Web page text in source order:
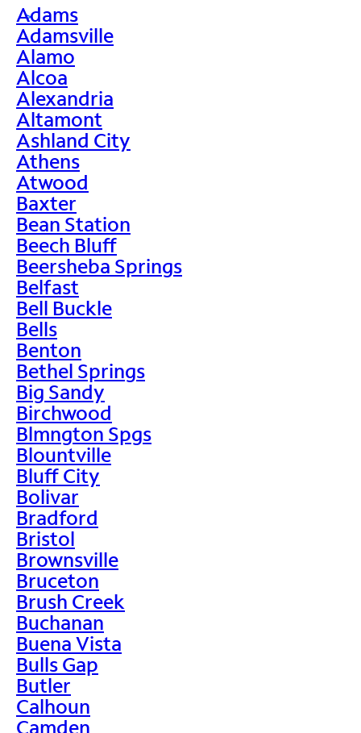
>
Adams
Adamsville
Alamo
Alcoa
Alexandria
Altamont
Ashland City
Athens
Atwood
Baxter
Bean Station
Beech Bluff
Beersheba Springs
Belfast
Bell Buckle
Bells
Benton
Bethel Springs
Big Sandy
Birchwood
Blmngton Spgs
Blountville
Bluff City
Bolivar
Bradford
Bristol
Brownsville
Bruceton
Brush Creek
Buchanan
Buena Vista
Bulls Gap
Butler
Calhoun
Camden